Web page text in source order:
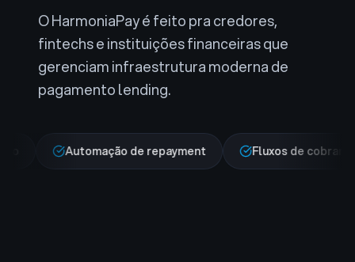
O HarmoniaPay é feito pra credores,
fintechs e instituições financeiras que
gerenciam infraestrutura moderna de
pagamento lending.
Automação de repayment Fluxos de cobrança de